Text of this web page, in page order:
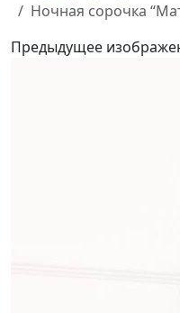
Ночная сорочка
Предыдущее